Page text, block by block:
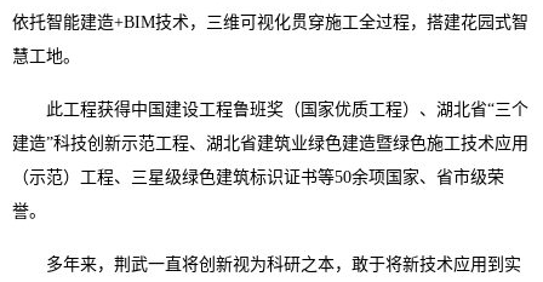
依托智能建造+BIM技术，三维可视化贯穿施工全过程，搭建花园式智
慧工地。
此工程获得中国建设工程鲁班奖（国家优质工程）、湖北省“三个
建造”科技创新示范工程、湖北省建筑业绿色建造暨绿色施工技术应用
（示范）工程、三星级绿色建筑标识证书等50余项国家、省市级荣
誉。
多年来，荆武一直将创新视为科研之本，敢于将新技术应用到实